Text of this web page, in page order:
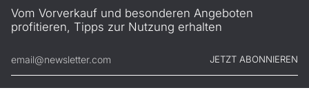
Vom Vorverkauf und besonderen Angeboten
profitieren, Tipps zur Nutzung erhalten
JETZT ABONNIEREN